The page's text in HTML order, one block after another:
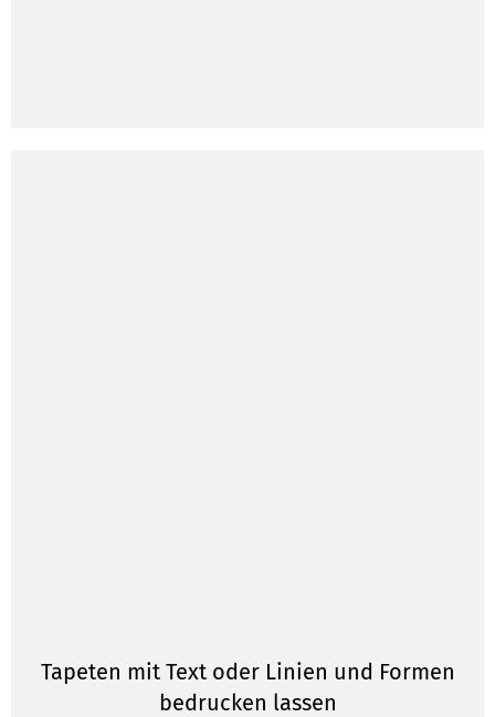
Tapeten mit Text oder Linien und Formen
bedrucken lassen